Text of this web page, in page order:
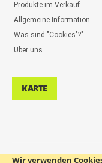
Wir verwenden
Produkte im Verkauf
Allgemeine Information
Was sind "Cookies"?"
Über uns
KARTE